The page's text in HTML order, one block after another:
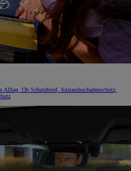
Ob Schutzbrief, Auslandsschadenschutz,